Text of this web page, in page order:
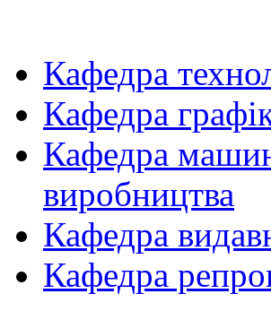
Кафедра
Кафедра
Кафедра машин
виробництва
Кафедра
Кафедра